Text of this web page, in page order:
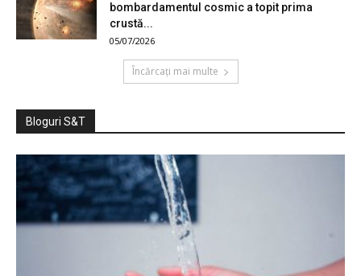
bombardamentul cosmic a topit prima
crustă...
05/07/2026
Încărcați mai multe
Bloguri S&T